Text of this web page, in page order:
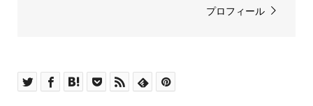
プロフィール